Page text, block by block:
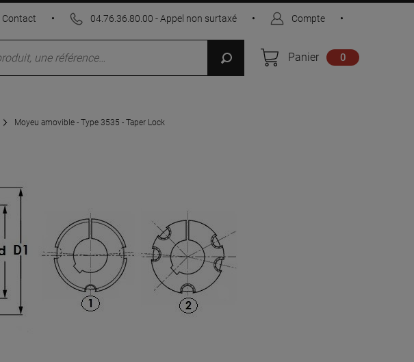
Panier 0
Contact • 04.76.36.80.00 - Appel non surtaxé • Compte •
Moyeu amovible - Type 3535 - Taper Lock